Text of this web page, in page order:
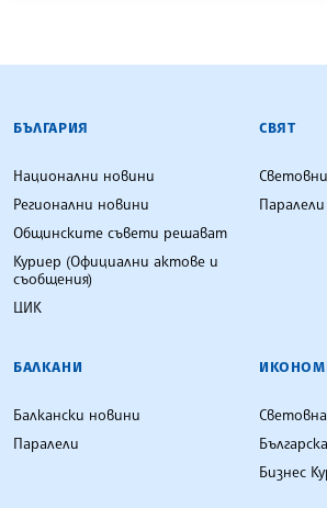
БЪЛГАРСКА
БЪЛГАРИЯ
Национални новини
Регионални новини
Общинските съвети решават
Куриер (Официални актове и
съобщения)
ЦИК
СВЯТ
Паралели
БАЛКАНИ
Балкански новини
Паралели
Бизнес